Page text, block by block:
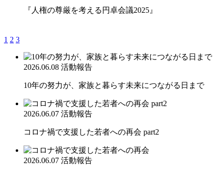
『人権の尊厳を考える円卓会議2025』
1 2 3
2026.06.08 活動報告
10年の努力が、家族と暮らす未来につながる日まで
2026.06.07 活動報告
コロナ禍で支援した若者への再会 part2
2026.06.07 活動報告